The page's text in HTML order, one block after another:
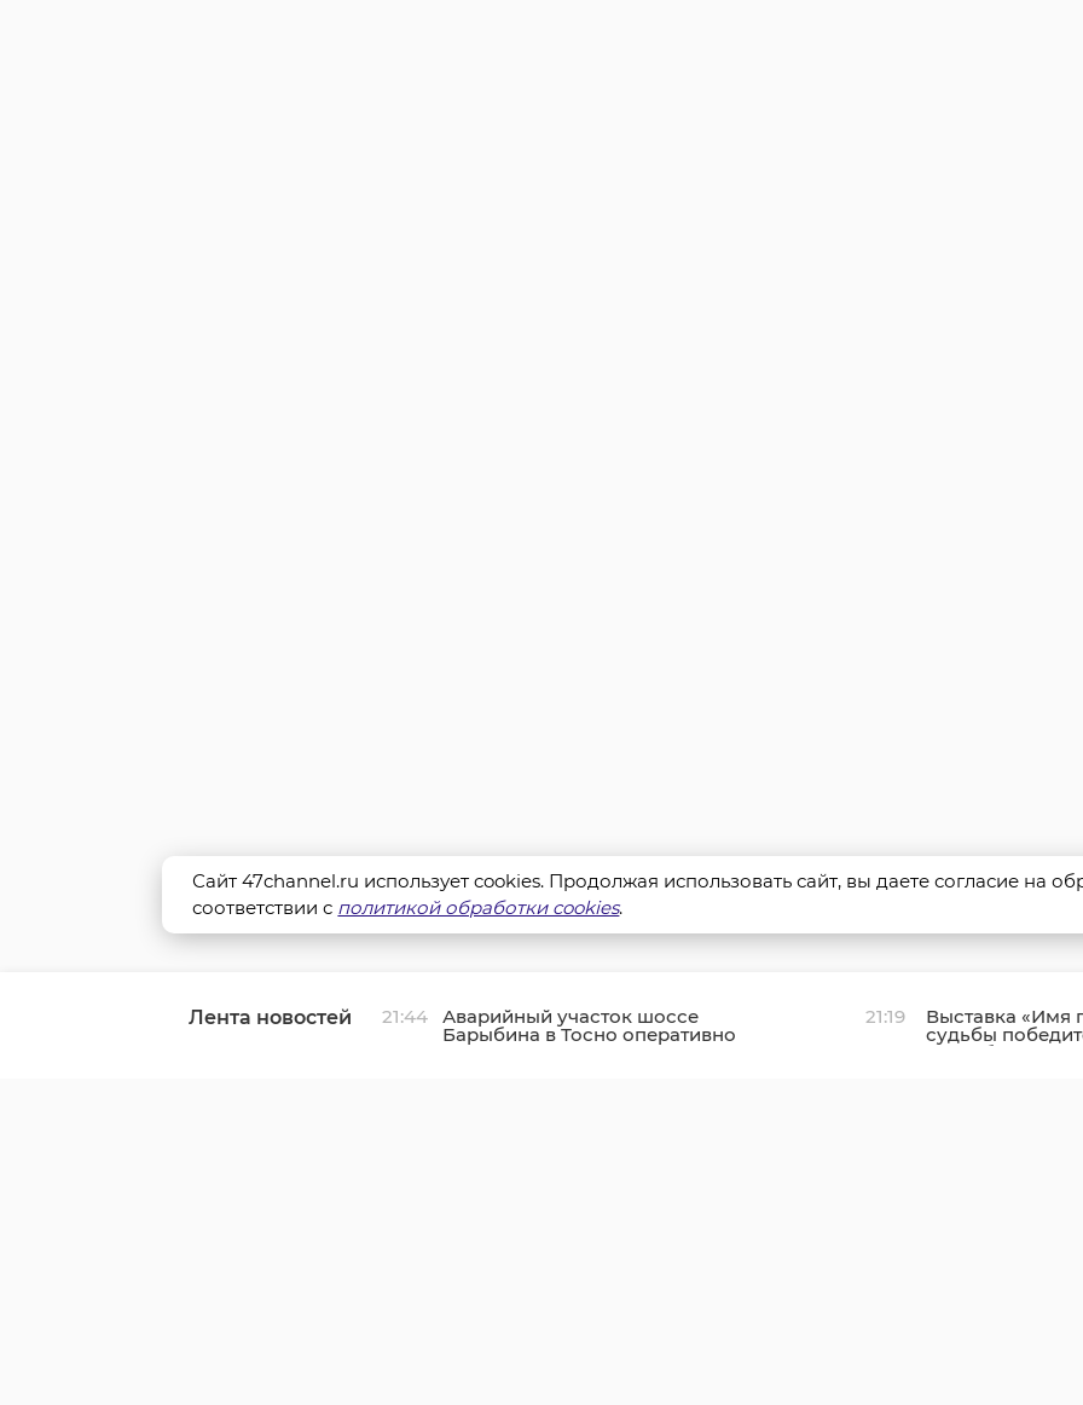
Лента новостей 21:44 Аварийный участок шоссе
Барыбина в Тосно оперативно
отремонтировали и открыли для
21:19 Выставка «Имя
судьбы
Петербурге
Сайт 47channel.ru использует cookies. Продолжая использовать сайт, вы даете согласие на
соответствии с политикой обработки cookies.